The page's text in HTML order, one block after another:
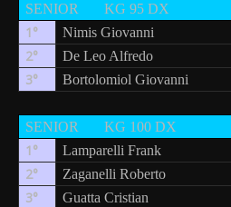
SENIOR KG 95 DX
1° Nimis Giovanni
2° De Leo Alfredo
3° Bortolomiol Giovanni
SENIOR KG 100 DX
1° Lamparelli Frank
2° Zaganelli Roberto
3° Guatta Cristian